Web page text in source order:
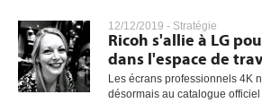
12/12/2019 - Stratégie
Ricoh s'allie à LG
dans l'espace de
Les écrans professionnels 4K
désormais au catalogue